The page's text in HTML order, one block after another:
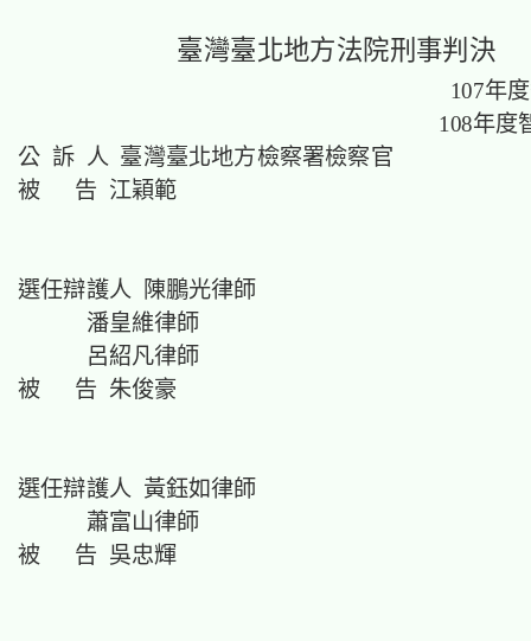
臺灣臺北地方法院刑事判決
107年
108年度
公 訴 人 臺灣臺北地方檢察署檢察官
被 告 江穎範
選任辯護人 陳鵬光律師
潘皇維律師
呂紹凡律師
被 告 朱俊豪
選任辯護人 黃鈺如律師
蕭富山律師
被 告 吳忠輝